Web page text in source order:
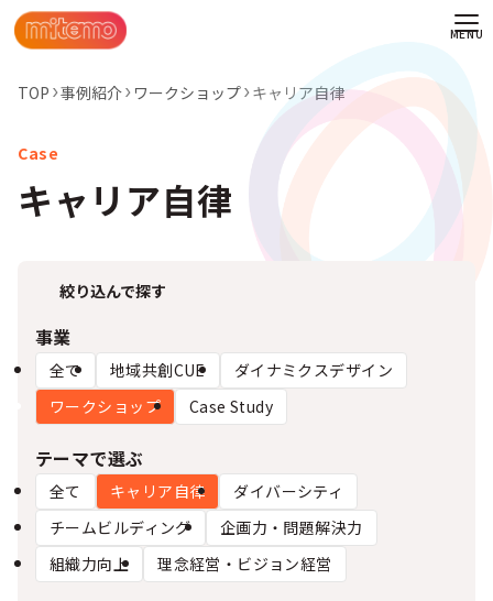
TOP 事例紹介 ワークショップ キャリア自律
キャリア自律
絞り込んで探す
事業
全て 地域共創CUE
ダイナミクスデザイン
ワークショップ
Case Study
テーマで選ぶ
全て キャリア自律
ダイバーシティ
チームビルディング
企画力・問題解決力
組織力向上
理念経営・ビジョン経営